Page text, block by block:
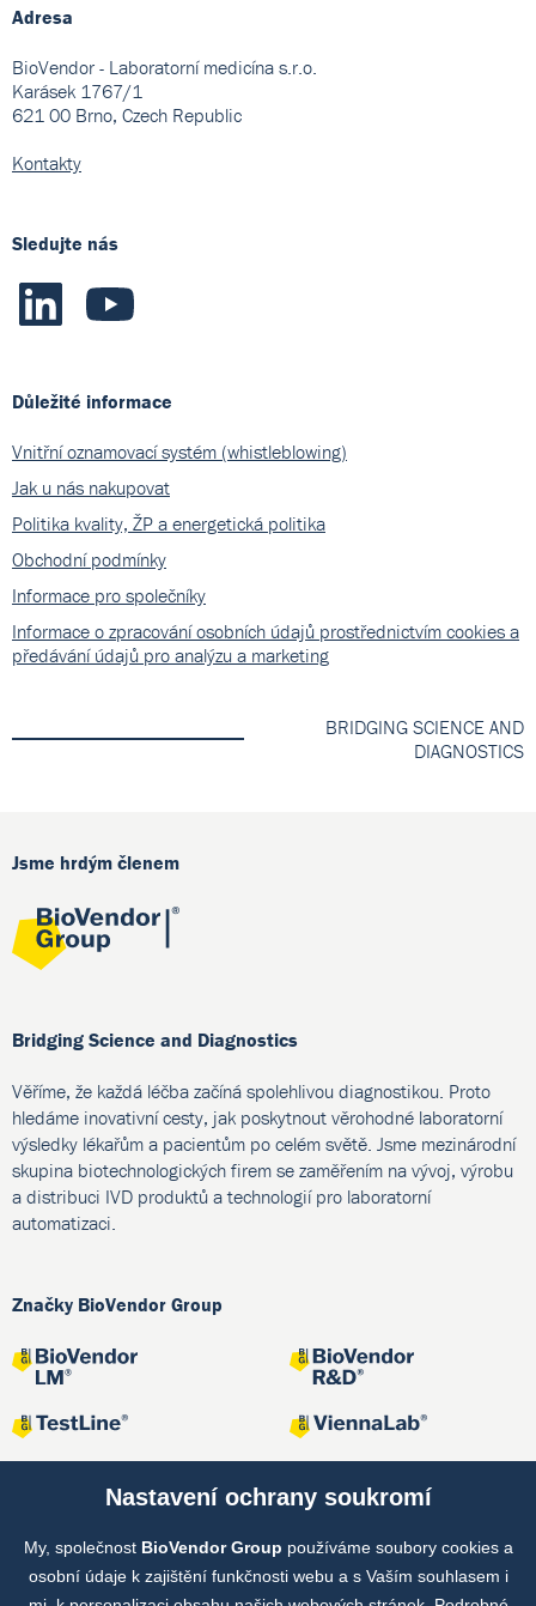
Adresa
BioVendor - Laboratorní medicína s.r.o.
Karásek 1767/1
621 00 Brno, Czech Republic
Kontakty
Sledujte nás
Důležité informace
Vnitřní oznamovací systém (whistleblowing)
Jak u nás nakupovat
Politika kvality, ŽP a energetická politika
Obchodní podmínky
Informace pro společníky
Informace o zpracování osobních údajů prostřednictvím cookies a
předávání údajů pro analýzu a marketing
BRIDGING SCIENCE AND
DIAGNOSTICS
Jsme hrdým členem
Bridging Science and Diagnostics
Věříme, že každá léčba začíná spolehlivou diagnostikou. Proto
hledáme inovativní cesty, jak poskytnout věrohodné laboratorní
výsledky lékařům a pacientům po celém světě. Jsme mezinárodní
skupina biotechnologických firem se zaměřením na vývoj, výrobu
a distribuci IVD produktů a technologií pro laboratorní
automatizaci.
Značky BioVendor Group
Společné projekty
Nastavení ochrany soukromí
My, společnost BioVendor Group používáme soubory cookies a
osobní údaje k zajištění funkčnosti webu a s Vaším souhlasem i